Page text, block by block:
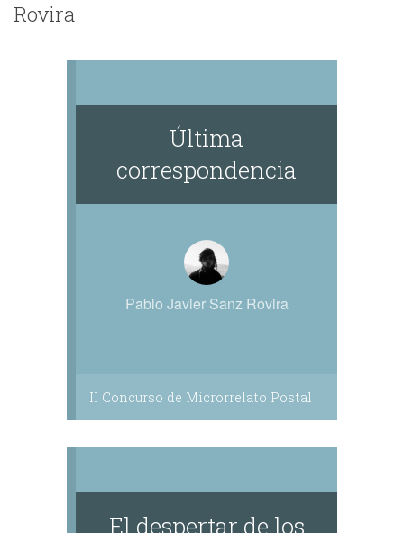
Rovira
Última
correspondencia
Pablo Javier Sanz Rovira
II Concurso de Microrrelato Postal
El despertar de los